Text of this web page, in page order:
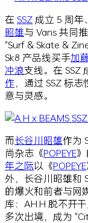
在 SSZ 成立 5 周年、
昭雄与 Vans 共同
"Surf & Skate &
Sk8 产品线买手加
冲浪支线。在 SSZ
作 ，通过 SSZ 标
意与灵感。
而长谷川昭雄作为
尚杂志《POPEYE
年之际以《POPEYE
外，长谷川昭雄和
的爆火和前者与网
库：AH.H 脱不开
多次出境，成为